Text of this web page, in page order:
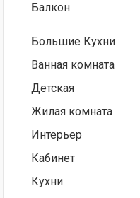
Балкон
Большие Кухни
Ванная комната
Детская
Жилая комната
Интерьер
Кабинет
Кухни